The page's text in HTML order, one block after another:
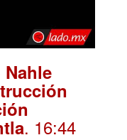
. 16:44